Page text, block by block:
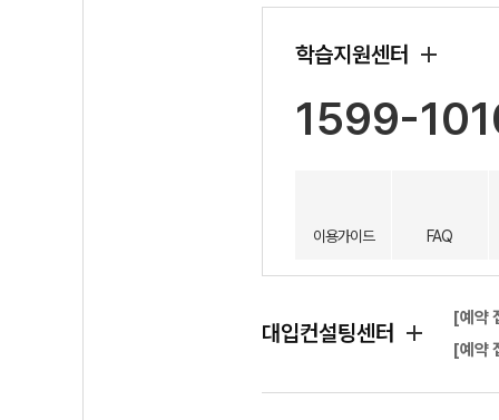
학습지원센터
1599-
이용가이드 FAQ
대입컨설팅센터
[예약
[예약